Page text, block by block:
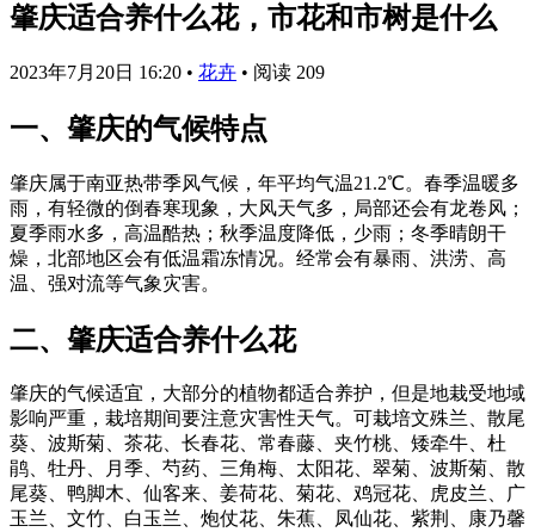
肇庆适合养什么花，市花和市树是什么
2023年7月20日 16:20 • 花卉 • 阅读 209
一、肇庆的气候特点
肇庆属于南亚热带季风气候，年平均气温21.2℃。春季温暖多
雨，有轻微的倒春寒现象，大风天气多，局部还会有龙卷风；
夏季雨水多，高温酷热；秋季温度降低，少雨；冬季晴朗干
燥，北部地区会有低温霜冻情况。经常会有暴雨、洪涝、高
温、强对流等气象灾害。
二、肇庆适合养什么花
肇庆的气候适宜，大部分的植物都适合养护，但是地栽受地域
影响严重，栽培期间要注意灾害性天气。可栽培文殊兰、散尾
葵、波斯菊、茶花、长春花、常春藤、夹竹桃、矮牵牛、杜
鹃、牡丹、月季、芍药、三角梅、太阳花、翠菊、波斯菊、散
尾葵、鸭脚木、仙客来、姜荷花、菊花、鸡冠花、虎皮兰、广
玉兰、文竹、白玉兰、炮仗花、朱蕉、凤仙花、紫荆、康乃馨